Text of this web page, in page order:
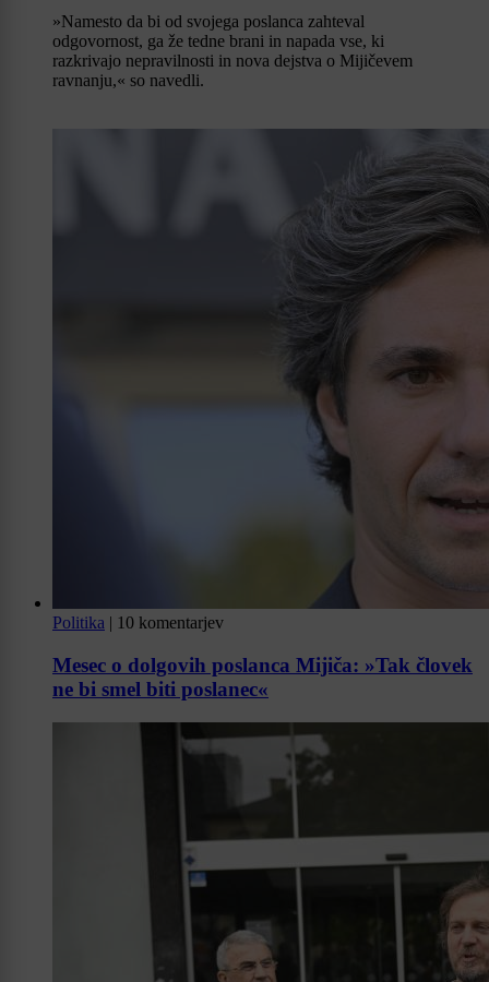
»Namesto da bi od svojega poslanca zahteval
odgovornost, ga že tedne brani in napada vse, ki
razkrivajo nepravilnosti in nova dejstva o Mijičevem
ravnanju,« so navedli.
Politika | 10 komentarjev
Mesec o dolgovih poslanca Mijiča: »Tak človek
ne bi smel biti poslanec«